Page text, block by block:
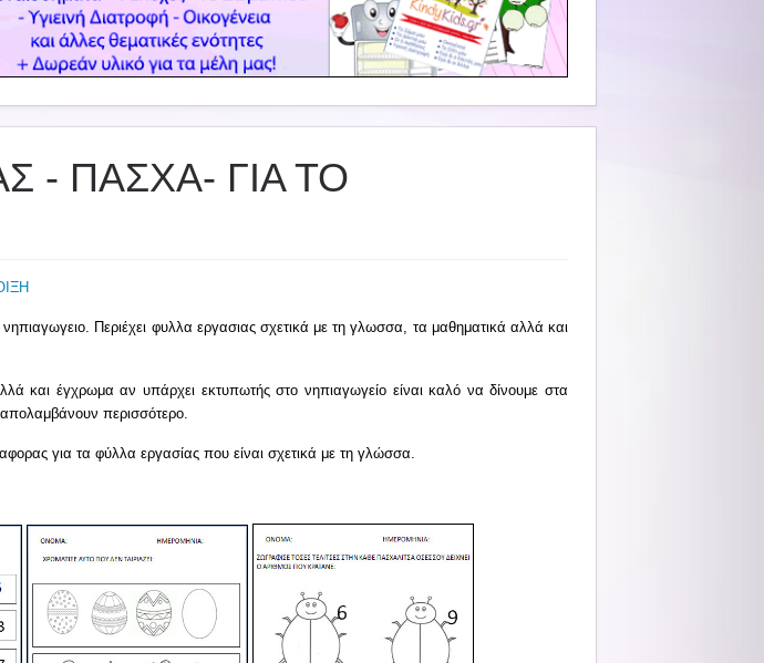
- ΠΑΣΧΑ- ΓΙΑ ΤΟ
Περιέχει φυλλα εργασιας σχετικά με τη γλωσσα, τα μαθηματικά αλλά και
και έγχρωμα αν υπάρχει εκτυπωτής στο νηπιαγωγείο είναι καλό να δίνουμε στα
περισσότερο.
για τα φύλλα εργασίας που είναι σχετικά με τη γλώσσα.